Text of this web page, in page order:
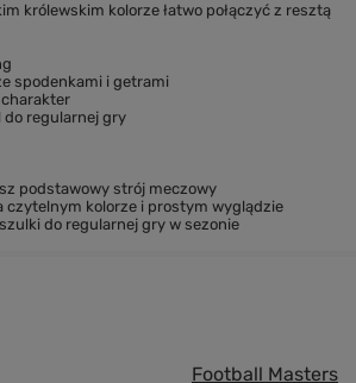
królewskim kolorze łatwo połączyć z resztą
spodenkami i getrami
regularnej gry
podstawowy strój meczowy
czytelnym kolorze i prostym wyglądzie
do regularnej gry w sezonie
Football Masters